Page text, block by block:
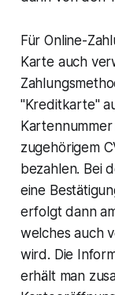
Für Online-
Karte auch
"Kreditkarte"
zugehörigem
bezahlen. Bei
eine
erfolgt dann
welches auch
wird. Die
erhält man